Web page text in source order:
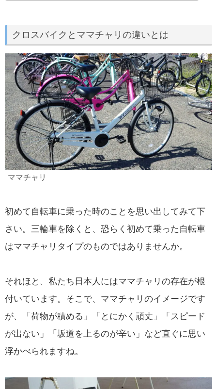
クロスバイクとママチャリの違いとは
ママチャリ
初めて自転車に乗った時のことを思い出してみて下
さい。三輪車を除くと、恐らく初めて乗った自転車
はママチャリタイプのものではありませんか。
それほと、私たち日本人にはママチャリの存在が根
付いています。そこで、ママチャリのイメージです
が、「荷物が積める」「とにかく頑丈」「スピード
が出ない」「坂道を上るのが辛い」など直ぐに思い
浮かべられますね。